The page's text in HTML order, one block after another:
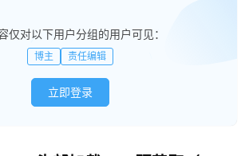
仅对以下用户分组的用户可见：
博主 责任编辑
立即登录